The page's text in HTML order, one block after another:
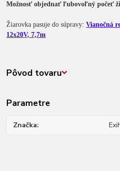
Možnosť objednať ľubovoľný počeť
Žiarovka pasuje do súpravy:Vianočná
12x20V, 7,7m
Pôvod tovaru
Parametre
Značka